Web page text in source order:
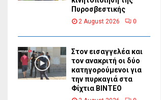
Πυροσβεστικής
2 August 2026 0
Στον εισαγγελέα και
τον ανακριτή οι δύο
κατηγορούμενοι για
την πυρκαγιά στα
Φίχτια ΒΙΝΤΕΟ